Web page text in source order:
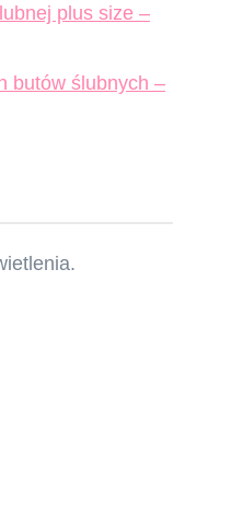
plus size –
butów ślubnych –